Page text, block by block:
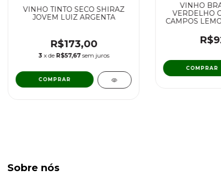
VINHO TINTO SECO SHIRAZ
JOVEM LUIZ ARGENTA
R$173,00
3 x de R$57,67 sem juros
VINHO
VERDELHO
CAMPOS
Sobre nós